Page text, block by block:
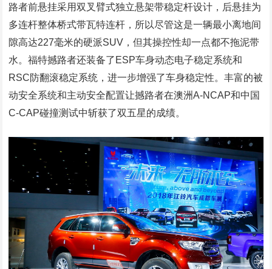
路者前悬挂采用双叉臂式独立悬架带稳定杆设计，后悬挂为
多连杆整体桥式带瓦特连杆，所以尽管这是一辆最小离地间
隙高达227毫米的硬派SUV，但其操控性却一点都不拖泥带
水。福特撼路者还装备了ESP车身动态电子稳定系统和
RSC防翻滚稳定系统，进一步增强了车身稳定性。丰富的被
动安全系统和主动安全配置让撼路者在澳洲A-NCAP和中国
C-CAP碰撞测试中斩获了双五星的成绩。